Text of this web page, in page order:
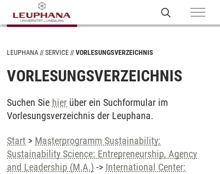
LEUPHANA SERVICE VORLESUNGSVERZEICHNIS
VORLESUNGSVERZEICHNIS
Suchen Sie hier über ein Suchformular im
Vorlesungsverzeichnis der Leuphana.
Start > Masterprogramm Sustainability:
Sustainability Science: Entrepreneurship, Agency
and Leadership (M.A.) -> International Center: